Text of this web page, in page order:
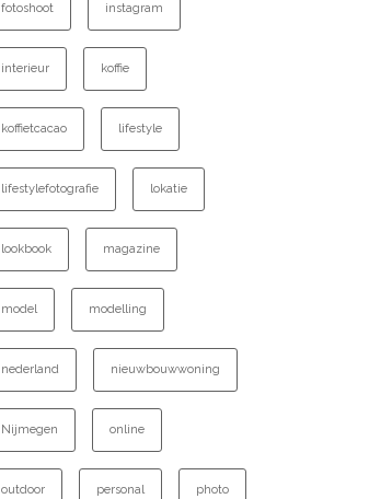
fotoshoot instagram
interieur koffie
koffietcacao lifestyle
lifestylefotografie lokatie
lookbook magazine
model modelling
nederland nieuwbouwwoning
Nijmegen online
outdoor personal photo